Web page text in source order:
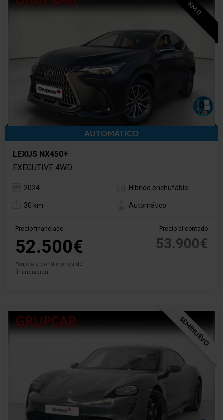
KM 0
AUTOMÁTICO
LEXUS NX450+
EXECUTIVE 4WD
2024 Híbrido enchufáble
30 km Automático
Precio financiado
52.500€
*sujeto a condiciones de
financiación
Precio al contado
53.900€
SEMINUEVO